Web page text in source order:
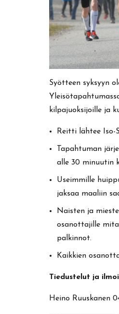
Syötteen syksyyn
kilpajuoksijoille ja
Reitti lähtee Iso-
Tapahtuman
alle 30 minuutin
Useimmille
jaksaa maaliin
Naisten ja
osanottajille
palkinnot.
Kaikkien
Tiedustelut ja
Heino Ruuskanen